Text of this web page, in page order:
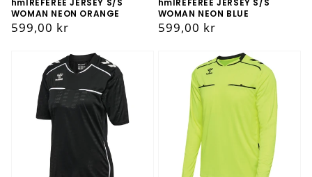
hmlREFEREE JERSEY S/S
WOMAN NEON ORANGE
Vanlig
599,00 kr
hmlREFEREE JERSEY S/S
WOMAN NEON BLUE
Vanlig
599,00 kr